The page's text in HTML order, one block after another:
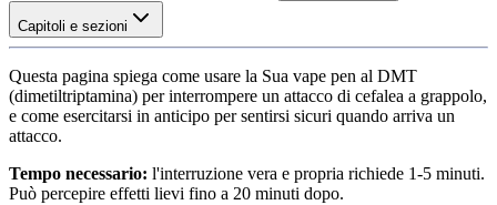
Capitoli e sezioni
Questa pagina spiega come usare la Sua vape pen al DMT
(dimetiltriptamina) per interrompere un attacco di cefalea a grappolo,
e come esercitarsi in anticipo per sentirsi sicuri quando arriva un
attacco.
Tempo necessario: l'interruzione vera e propria richiede 1-5 minuti.
Può percepire effetti lievi fino a 20 minuti dopo.